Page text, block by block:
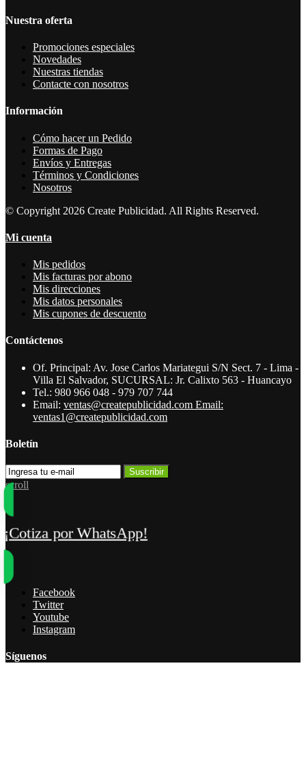
Nuestra oferta
Promociones especiales
Novedades
Nuestras tiendas
Contacte con nosotros
Información
Cómo hacer un Pedido
Formas de Pago
Envíos y Entregas
Términos y Condiciones
Nosotros
© Copyright 2026 Create Publicidad. All Rights Reserved.
Mi cuenta
Mis pedidos
Mis facturas por abono
Mis direcciones
Mis datos personales
Mis cupones de descuento
Contáctenos
Of. Principal: Av. Jose Carlos Mariategui S/N Sect. 7 - Lima -
Villa El Salvador, SUCURSAL: Jr. Calixto 563 - Huancayo
Tel.: 980 966 048 - 979 707 744
Email: ventas@createpublicidad.com Email:
ventas1@createpublicidad.com
Boletín
Suscribir
scroll
por WhatsApp!
Facebook
Twitter
Youtube
Instagram
Síguenos